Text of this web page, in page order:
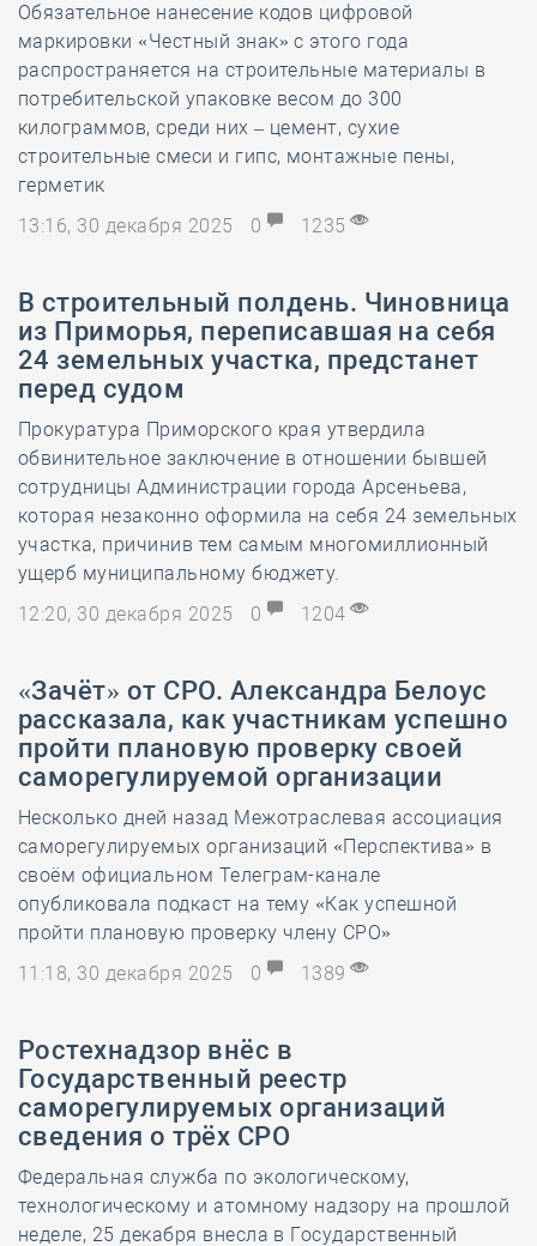
Обязательное нанесение кодов цифровой
маркировки «Честный знак» с этого года
распространяется на строительные материалы в
потребительской упаковке весом до 300
килограммов, среди них – цемент, сухие
строительные смеси и гипс, монтажные пены,
герметик
13:16, 30 декабря 2025
0 1235
В строительный полдень. Чиновница
из Приморья, переписавшая на себя
24 земельных участка, предстанет
перед судом
Прокуратура Приморского края утвердила
обвинительное заключение в отношении бывшей
сотрудницы Администрации города Арсеньева,
которая незаконно оформила на себя 24 земельных
участка, причинив тем самым многомиллионный
ущерб муниципальному бюджету.
12:20, 30 декабря 2025
0 1204
«Зачёт» от СРО. Александра Белоус
рассказала, как участникам успешно
пройти плановую проверку своей
саморегулируемой организации
Несколько дней назад Межотраслевая ассоциация
саморегулируемых организаций «Перспектива» в
своём официальном Телеграм-канале
опубликовала подкаст на тему «Как успешной
пройти плановую проверку члену СРО»
11:18, 30 декабря 2025
0 1389
Ростехнадзор внёс в
Государственный реестр
саморегулируемых организаций
сведения о трёх СРО
Федеральная служба по экологическому,
технологическому и атомному надзору на прошлой
неделе, 25 декабря внесла в Государственный